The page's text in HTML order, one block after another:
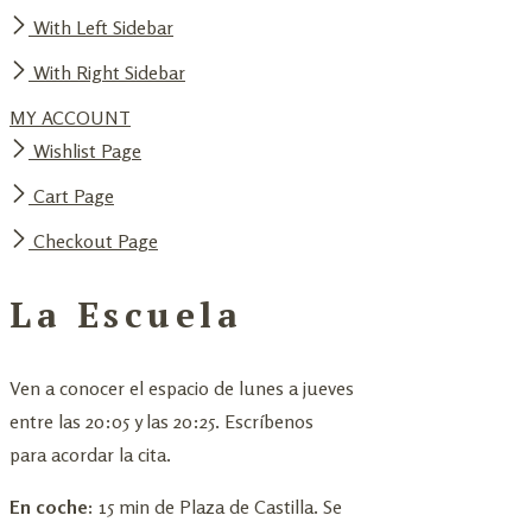
With Left Sidebar
With Right Sidebar
MY ACCOUNT
Wishlist Page
Cart Page
Checkout Page
La Escuela
Ven a conocer el espacio de lunes a jueves
entre las 20:05 y las 20:25. Escríbenos
para acordar la cita.
En coche: 15 min de Plaza de Castilla. Se